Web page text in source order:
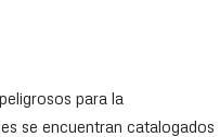
para la
se encuentran catalogados